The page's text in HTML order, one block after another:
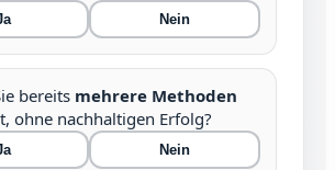
Nein
bereits mehrere Methoden
ohne nachhaltigen Erfolg?
Nein